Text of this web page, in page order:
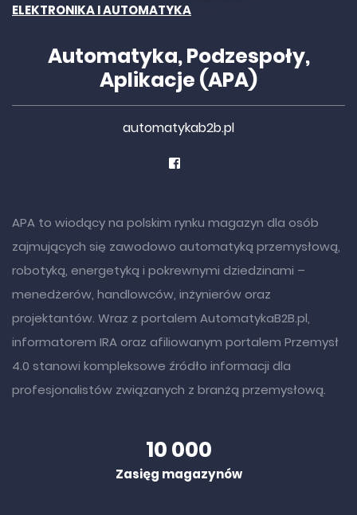
ELEKTRONIKA I AUTOMATYKA
Automatyka, Podzespoły,
Aplikacje (APA)
automatykab2b.pl
APA to wiodący na polskim rynku magazyn dla osób
zajmujących się zawodowo automatyką przemysłową,
robotyką, energetyką i pokrewnymi dziedzinami –
menedżerów, handlowców, inżynierów oraz
projektantów. Wraz z portalem AutomatykaB2B.pl,
informatorem IRA oraz afiliowanym portalem Przemysł
4.0 stanowi kompleksowe źródło informacji dla
profesjonalistów związanych z branżą przemysłową.
10 000
Zasięg magazynów